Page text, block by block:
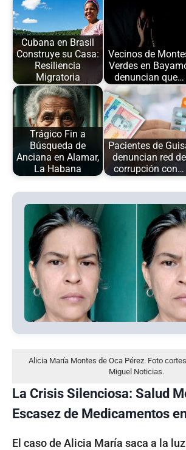
Cubana en Brasil
Construye su Casa:
Resiliencia
Migratoria
Vecinos de
Verdes en
denuncian que…
Trágico Fin a
Búsqueda de
Anciana en Alamar,
La Habana
Pacientes de
denuncian red de
corrupción con…
Alicia María Montes de Oca Pérez. Foto
Miguel Noticias.
La Crisis Silenciosa: Salud
Escasez de Medicamentos
El caso de Alicia María saca a la